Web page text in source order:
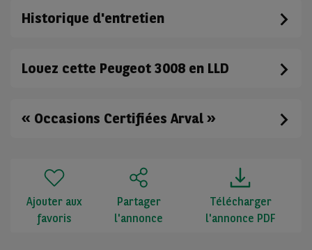
Historique d'entretien
Louez cette Peugeot 3008 en LLD
« Occasions Certifiées Arval »
Ajouter aux
favoris
Partager
l'annonce
Télécharger
l'annonce PDF